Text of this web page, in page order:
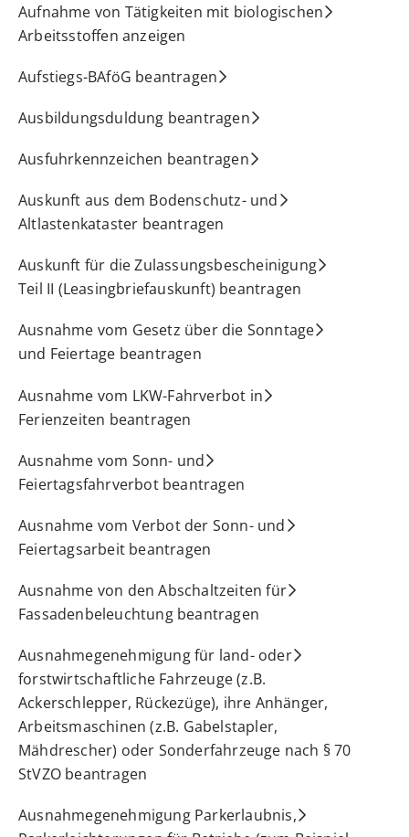
Aufnahme von Tätigkeiten mit biologischen
Arbeitsstoffen anzeigen
Aufstiegs-BAföG beantragen
Ausbildungsduldung beantragen
Ausfuhrkennzeichen beantragen
Auskunft aus dem Bodenschutz- und
Altlastenkataster beantragen
Auskunft für die Zulassungsbescheinigung
Teil II (Leasingbriefauskunft) beantragen
Ausnahme vom Gesetz über die Sonntage
und Feiertage beantragen
Ausnahme vom LKW-Fahrverbot in
Ferienzeiten beantragen
Ausnahme vom Sonn- und
Feiertagsfahrverbot beantragen
Ausnahme vom Verbot der Sonn- und
Feiertagsarbeit beantragen
Ausnahme von den Abschaltzeiten für
Fassadenbeleuchtung beantragen
Ausnahmegenehmigung für land- oder
forstwirtschaftliche Fahrzeuge (z.B.
Ackerschlepper, Rückezüge), ihre Anhänger,
Arbeitsmaschinen (z.B. Gabelstapler,
Mähdrescher) oder Sonderfahrzeuge nach § 70
StVZO beantragen
Ausnahmegenehmigung Parkerlaubnis,